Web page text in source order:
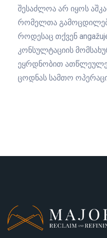
შესაძლოა არ იყოს
რომელთა
როდესაც თქვენ
კონსულტაციის
ეყრდნობით
ცოდნას სამთო